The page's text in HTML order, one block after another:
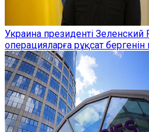
Украина президенті
операцияларға рұқсат бергенін